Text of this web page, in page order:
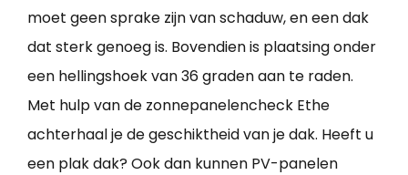
moet geen sprake zijn van schaduw, en een dak
dat sterk genoeg is. Bovendien is plaatsing onder
een hellingshoek van 36 graden aan te raden.
Met hulp van de zonnepanelencheck Ethe
achterhaal je de geschiktheid van je dak. Heeft u
een plak dak? Ook dan kunnen PV-panelen